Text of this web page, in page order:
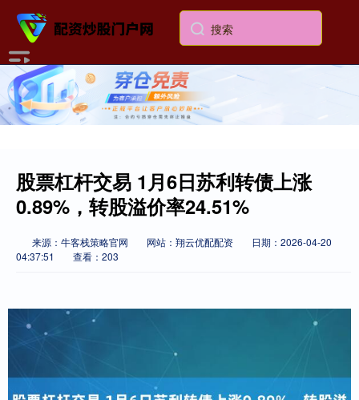
股票杠杆交易 1月6日苏利转债上涨
0.89%，转股溢价率24.51%
来源：牛客栈策略官网 网站：翔云优配配资
日期：2026-04-20
04:37:51
查看：203